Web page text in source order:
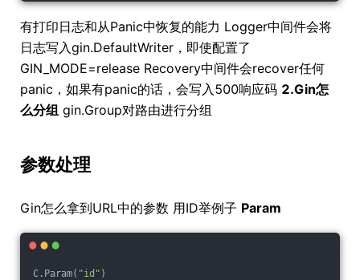
有打印日志和从Panic中恢复的能力 Logger中间件会将
日志写入gin.DefaultWriter，即使配置了
GIN_MODE=release Recovery中间件会recover任何
panic，如果有panic的话，会写入500响应码 2.Gin怎
么分组 gin.Group对路由进行分组
参数处理
Gin怎么拿到URL中的参数 用ID举例子 Param
C.Param( "id" )